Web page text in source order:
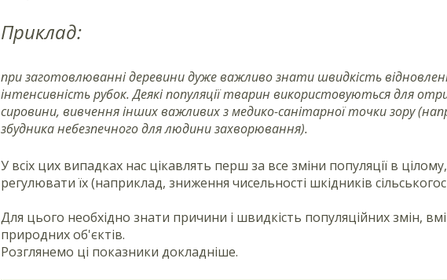
Приклад:
при заготовлюванні деревини дуже важливо знати швидкість
інтенсивність рубок. Деякі популяції тварин використовуються для
сировини, вивчення інших важливих з медико-санітарної точки зору
збудника небезпечного для людини захворювання).
У всіх цих випадках нас цікавлять перш за все зміни популяції в
регулювати їх (наприклад, зниження чисельності шкідників
Для цього необхідно знати причини і швидкість популяційних змін,
природних об'єктів.
Розглянемо ці показники докладніше.